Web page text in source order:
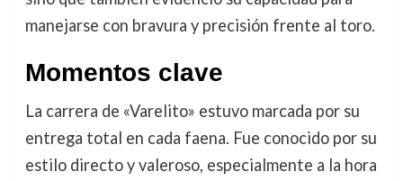
manejarse con bravura y precisión frente al toro.
Momentos clave
La carrera de «Varelito» estuvo marcada por su
entrega total en cada faena. Fue conocido por su
estilo directo y valeroso, especialmente a la hora